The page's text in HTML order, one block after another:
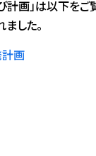
画」は以下をご
した。
画